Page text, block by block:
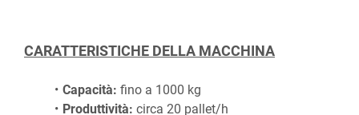
CARATTERISTICHE DELLA MACCHINA
Capacità: fino a 1000 kg
Produttività: circa 20 pallet/h